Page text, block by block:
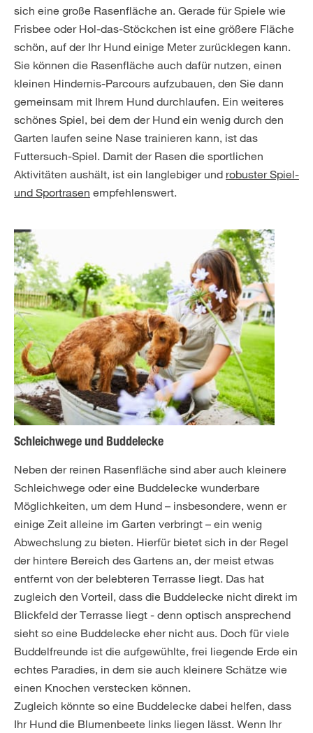
sich eine große Rasenfläche an. Gerade für Spiele wie
Frisbee oder Hol-das-Stöckchen ist eine größere Fläche
schön, auf der Ihr Hund einige Meter zurücklegen kann.
Sie können die Rasenfläche auch dafür nutzen, einen
kleinen Hindernis-Parcours aufzubauen, den Sie dann
gemeinsam mit Ihrem Hund durchlaufen. Ein weiteres
schönes Spiel, bei dem der Hund ein wenig durch den
Garten laufen seine Nase trainieren kann, ist das
Futtersuch-Spiel. Damit der Rasen die sportlichen
Aktivitäten aushält, ist ein langlebiger und robuster Spiel-
und Sportrasen empfehlenswert.
Schleichwege und Buddelecke
Neben der reinen Rasenfläche sind aber auch kleinere
Schleichwege oder eine Buddelecke wunderbare
Möglichkeiten, um dem Hund – insbesondere, wenn er
einige Zeit alleine im Garten verbringt – ein wenig
Abwechslung zu bieten. Hierfür bietet sich in der Regel
der hintere Bereich des Gartens an, der meist etwas
entfernt von der belebteren Terrasse liegt. Das hat
zugleich den Vorteil, dass die Buddelecke nicht direkt im
Blickfeld der Terrasse liegt - denn optisch ansprechend
sieht so eine Buddelecke eher nicht aus. Doch für viele
Buddelfreunde ist die aufgewühlte, frei liegende Erde ein
echtes Paradies, in dem sie auch kleinere Schätze wie
einen Knochen verstecken können.
Zugleich könnte so eine Buddelecke dabei helfen, dass
Ihr Hund die Blumenbeete links liegen lässt. Wenn Ihr